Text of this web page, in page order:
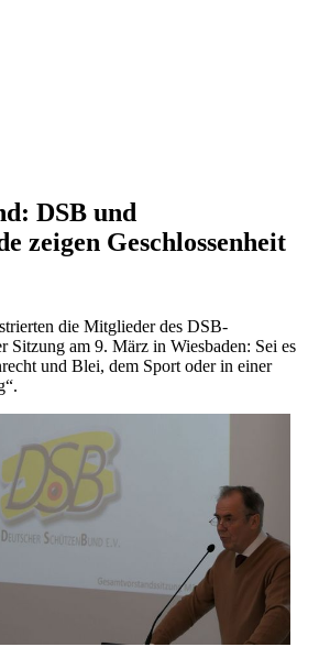
DSB und
zeigen Geschlossenheit
die Mitglieder des DSB-
Sitzung am 9. März in Wiesbaden: Sei es
und Blei, dem Sport oder in einer